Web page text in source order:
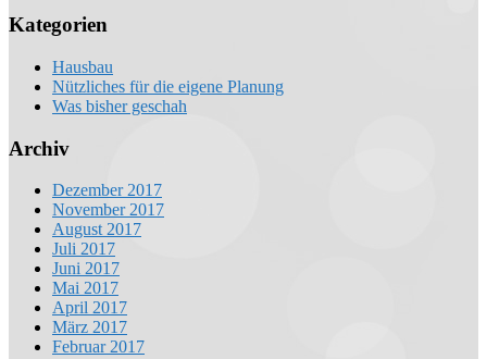
Kategorien
Hausbau
Nützliches für die eigene Planung
Was bisher geschah
Archiv
Dezember 2017
November 2017
August 2017
Juli 2017
Juni 2017
Mai 2017
April 2017
März 2017
Februar 2017